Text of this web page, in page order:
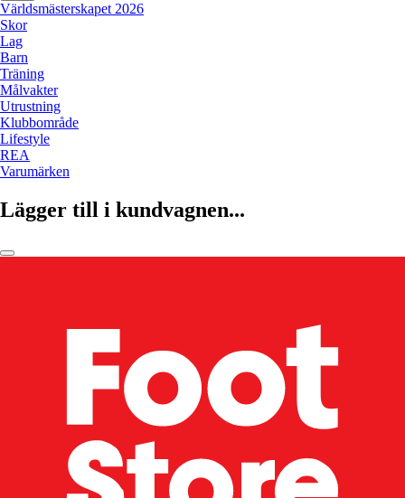
Världsmästerskapet 2026
Skor
Lag
Barn
Träning
Målvakter
Utrustning
Klubbområde
Lifestyle
REA
Varumärken
Lägger till i kundvagnen...